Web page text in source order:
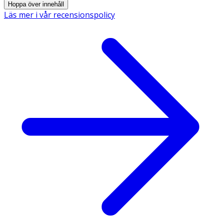
Hoppa över innehåll
Läs mer i vår recensionspolicy